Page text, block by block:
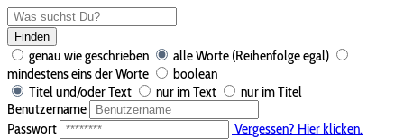
Finden
genau wie geschrieben
alle Worte (Reihenfolge egal)
mindestens eins der Worte
boolean
Titel und/oder Text
nur im Text
nur im Titel
Benutzername
Passwort
Vergessen? Hier klicken.